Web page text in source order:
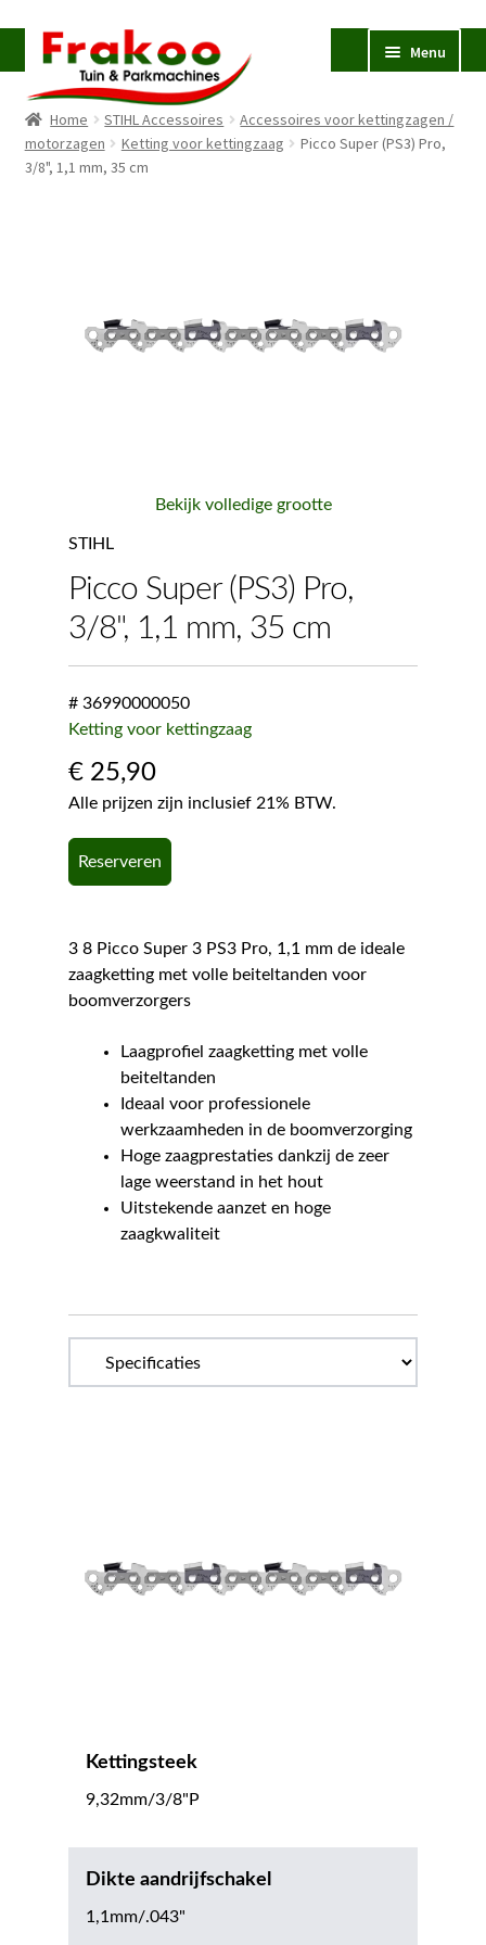
Ga
door
naar
navigatie
Ga
naar
de
inhoud
Menu
Homepage
Verkoop en Reparatie
Contact
Home STIHL Accessoires
Accessoires voor kettingzagen /
motorzagen
Ketting voor kettingzaag
Picco Super (PS3) Pro,
3/8", 1,1 mm, 35 cm
Bekijk volledige grootte
STIHL
Picco Super (PS3) Pro,
3/8", 1,1 mm, 35 cm
# 36990000050
Ketting voor kettingzaag
€25,90
Alle prijzen zijn inclusief 21% BTW.
Reserveren
3 8 Picco Super 3 PS3 Pro, 1,1 mm de ideale
zaagketting met volle beiteltanden voor
boomverzorgers
Laagprofiel zaagketting met volle
beiteltanden
Ideaal voor professionele
werkzaamheden in de boomverzorging
Hoge zaagprestaties dankzij de zeer
lage weerstand in het hout
Uitstekende aanzet en hoge
zaagkwaliteit
Kettingsteek
9,32mm/3/8"P
Dikte aandrijfschakel
1,1mm/.043"